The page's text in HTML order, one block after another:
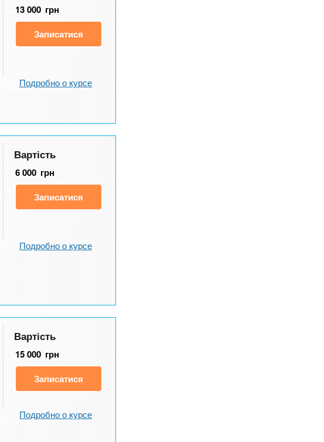
13 000 грн
Записатися
Подробно о курсе
Вартість
6 000 грн
Записатися
Подробно о курсе
Вартість
15 000 грн
Записатися
Подробно о курсе